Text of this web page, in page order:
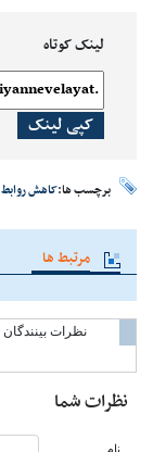
لینک کوتاه
کپی لینک
برچسب ها:کاهش روابط
مرتبط ها
نظرات بینندگان
نظرات شما
نام